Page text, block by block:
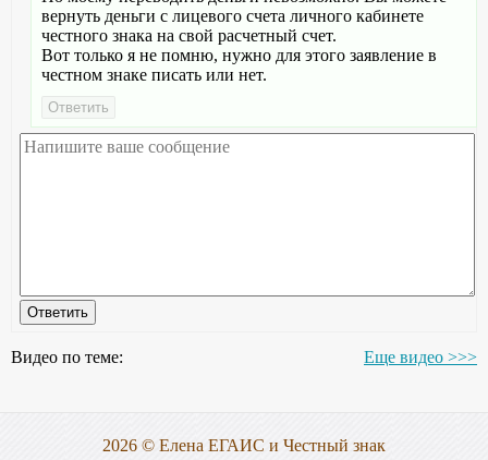
вернуть деньги с лицевого счета личного кабинете
честного знака на свой расчетный счет.
Вот только я не помню, нужно для этого заявление в
честном знаке писать или нет.
Видео по теме: Еще видео >>>
2026 © Елена ЕГАИС и Честный знак